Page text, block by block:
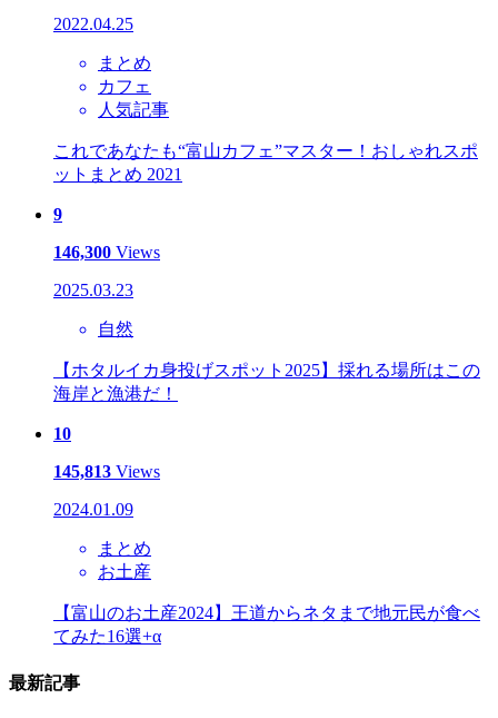
2022.04.25
まとめ
カフェ
人気記事
これであなたも“富山カフェ”マスター！おしゃれスポ
ットまとめ 2021
9
146,300 Views
2025.03.23
自然
【ホタルイカ身投げスポット2025】採れる場所はこの
海岸と漁港だ！
10
145,813 Views
2024.01.09
まとめ
お土産
【富山のお土産2024】王道からネタまで地元民が食べ
てみた16選+α
最新記事